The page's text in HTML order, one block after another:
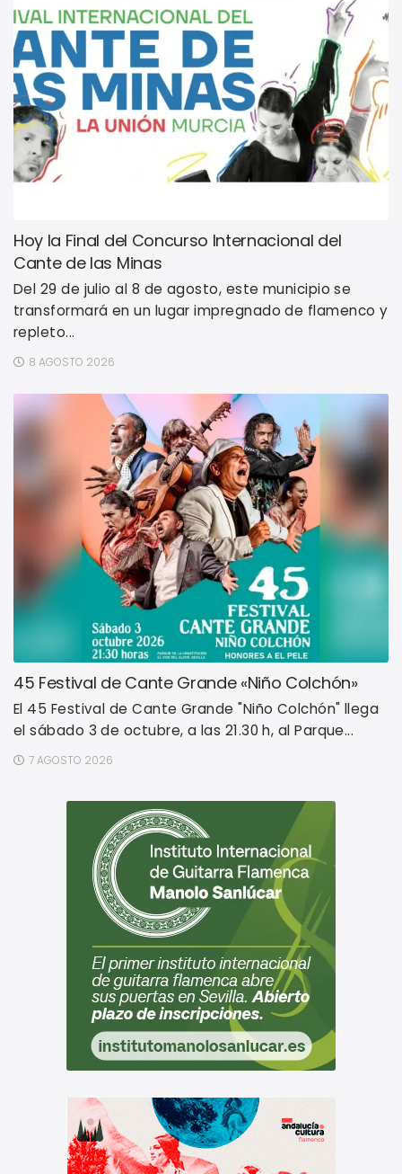
Hoy la Final del Concurso Internacional del
Cante de las Minas
Del 29 de julio al 8 de agosto, este municipio se
transformará en un lugar impregnado de flamenco y
repleto...
8 AGOSTO 2026
45 Festival de Cante Grande «Niño Colchón»
El 45 Festival de Cante Grande "Niño Colchón" llega
el sábado 3 de octubre, a las 21.30 h, al Parque...
7 AGOSTO 2026